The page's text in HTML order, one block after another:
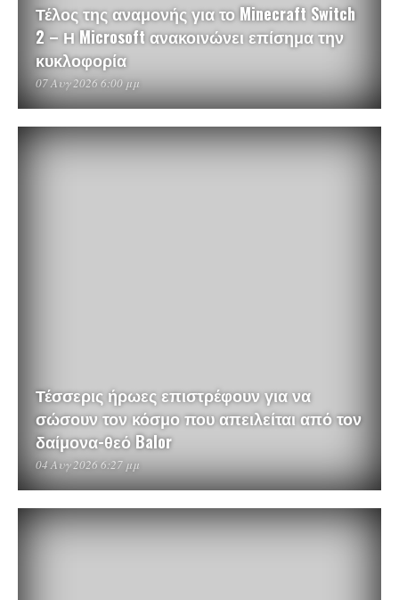
Τέλος της αναμονής για το Minecraft Switch
2 – Η Microsoft ανακοινώνει επίσημα την
κυκλοφορία
07 Αυγ 2026 6:00 μμ
Τέσσερις ήρωες επιστρέφουν για να
σώσουν τον κόσμο που απειλείται από τον
δαίμονα-θεό Balor
04 Αυγ 2026 6:27 μμ